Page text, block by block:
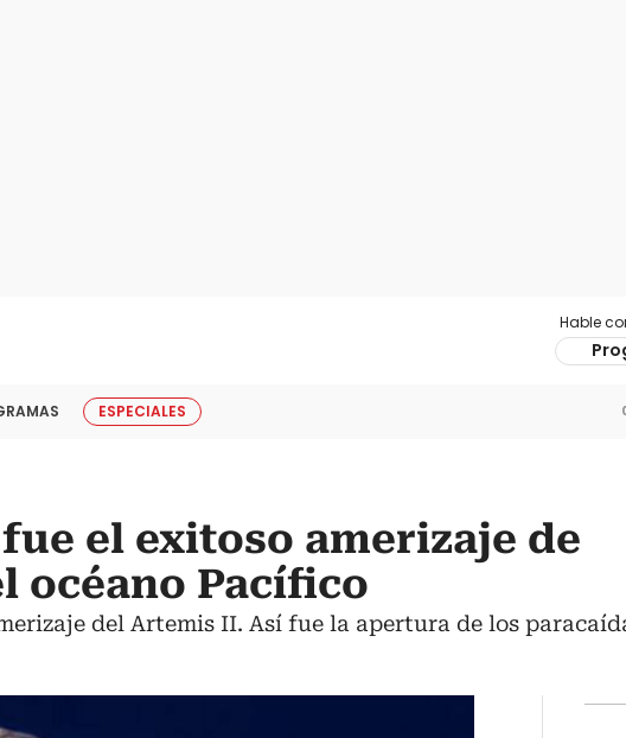
Hable
ESPECIALES
fue el exitoso amerizaje de
océano Pacífico
del Artemis II. Así fue la apertura de los